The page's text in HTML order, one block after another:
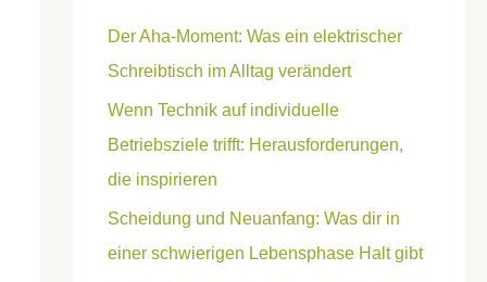
Der Aha-Moment: Was ein elektrischer
Schreibtisch im Alltag verändert
Wenn Technik auf individuelle
Betriebsziele trifft: Herausforderungen,
die inspirieren
Scheidung und Neuanfang: Was dir in
einer schwierigen Lebensphase Halt gibt